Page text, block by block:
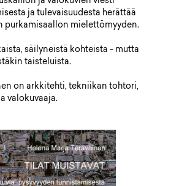
ja tulevaisuudesta herättää
purkamisaallon mielettömyyden.
säilyneistä kohteista - mutta
taisteluista.
on arkkitehti, tekniikan tohtori,
valokuvaaja.